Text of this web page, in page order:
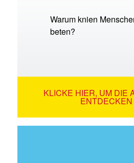
Warum knien
beten?
KLICKE HIER, UM DIE
ENTDECKEN